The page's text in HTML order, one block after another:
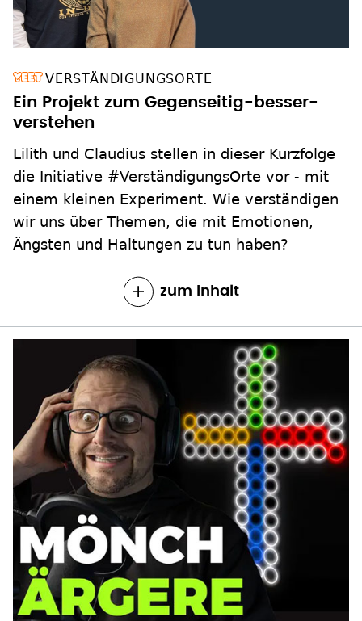
VERSTÄNDIGUNGSORTE
Ein Projekt zum Gegenseitig-besser-
verstehen
Lilith und Claudius stellen in dieser Kurzfolge
die Initiative #VerständigungsOrte vor - mit
einem kleinen Experiment. Wie verständigen
wir uns über Themen, die mit Emotionen,
Ängsten und Haltungen zu tun haben?
zum Inhalt